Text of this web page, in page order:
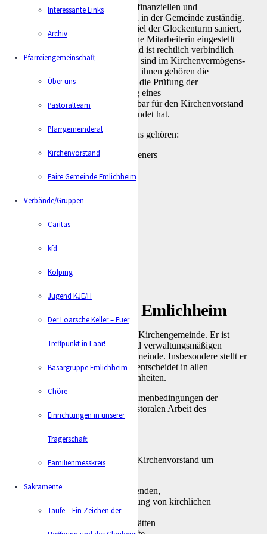
Interessante Links
Archiv
Pfarreiengemeinschaft
Über uns
Pastoralteam
Pfarrgemeinderat
Kirchenvorstand
Faire Gemeinde Emlichheim
Verbände/Gruppen
Caritas
kfd
Kolping
Jugend KJE/H
Der Loarsche Keller – Euer
Treffpunkt in Laar!
Basargruppe Emlichheim
Chöre
Einrichtungen in unserer
Trägerschaft
Familienmesskreis
Sakramente
Taufe – Ein Zeichen der
Der Kirchenvorstand ist für alle finanziellen und
administrativen Angelegenheiten in der Gemeinde zuständig.
Er entscheidet, wenn zum Beispiel der Glockenturm saniert,
ein Grundstück verkauft oder eine Mitarbeiterin eingestellt
werden soll. Der Kirchenvorstand ist rechtlich verbindlich
vorgeschrieben. Seine Aufgaben sind im Kirchen­vermögens­
verwaltungs­gesetz festgelegt. Zu ihnen gehören die
Feststellung des Haushaltsplans, die Prüfung der
Jahresrechnung und die Führung eines
Vermögensverzeichnisses. Wählbar für den Kirchenvorstand
ist, wer das 18. Lebensjahr vollendet hat.
Zum Kirchenvorstand Neuenhaus gehören:
Pfarrbeauftragter Gerd Wieners
Horst Hennebeil
Reinhold Kerk
Schriftführer
Andreas Böring
Stephanie Hennebeil
Andreas Peters
Kirchenvorstand Emlichheim
Der Kirchenvorstand vertritt die Kirchengemeinde. Er ist
zuständig für die finanziellen und verwaltungsmäßigen
Angelegenheiten der Kirchengemeinde. Insbesondere stellt er
den Haushalt auf und berät und entscheidet in allen
vermögensrechtlichen Angelegenheiten.
Auf diese Weise stellt er die Rahmenbedingungen der
Seelsorge – insbesondere der pastoralen Arbeit des
Pfarrgemeinderates – sicher.
Konkrete Themen
Zum Beispiel kümmert sich der Kirchenvorstand um
Einstellung von Mitarbeitenden,
Vermietung und Verpachtung von kirchlichen
Immobilien,
Betrieb von Kindertagesstätten